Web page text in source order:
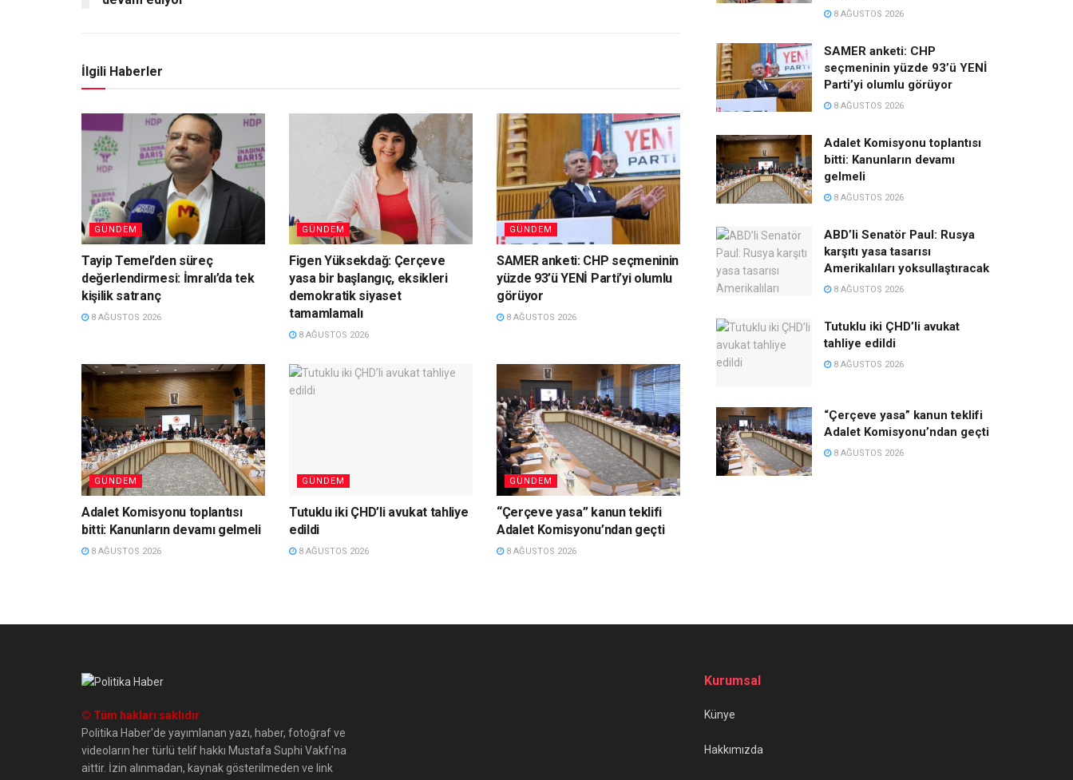
İlgili Haberler
GÜNDEM
Tayip Temel’den süreç
değerlendirmesi: İmralı’da tek
kişilik satranç
8 AĞUSTOS 2026
GÜNDEM
Figen Yüksekdağ: Çerçeve
yasa bir başlangıç, eksikleri
demokratik siyaset
tamamlamalı
8 AĞUSTOS 2026
GÜNDEM
SAMER anketi: CHP seçmeninin
yüzde 93’ü YENİ Parti’yi olumlu
görüyor
8 AĞUSTOS 2026
GÜNDEM
Adalet Komisyonu toplantısı
bitti: Kanunların devamı gelmeli
8 AĞUSTOS 2026
GÜNDEM
Tutuklu iki ÇHD’li avukat tahliye
edildi
8 AĞUSTOS 2026
GÜNDEM
“Çerçeve yasa” kanun teklifi
Adalet Komisyonu’ndan geçti
8 AĞUSTOS 2026
8 AĞUSTOS 2026
SAMER anketi: CHP
seçmeninin yüzde 93’ü YENİ
Parti’yi olumlu görüyor
8 AĞUSTOS 2026
Adalet Komisyonu toplantısı
bitti: Kanunların devamı
gelmeli
8 AĞUSTOS 2026
ABD’li Senatör Paul: Rusya
karşıtı yasa tasarısı
Amerikalıları yoksullaştıracak
8 AĞUSTOS 2026
Tutuklu iki ÇHD’li avukat
tahliye edildi
8 AĞUSTOS 2026
“Çerçeve yasa” kanun teklifi
Adalet Komisyonu’ndan geçti
8 AĞUSTOS 2026
© Tüm hakları saklıdır
Politika Haber'de yayımlanan yazı, haber, fotoğraf ve
videoların her türlü telif hakkı Mustafa Suphi Vakfı'na
aittir. İzin alınmadan, kaynak gösterilmeden ve link
Kurumsal
Künye
Hakkımızda